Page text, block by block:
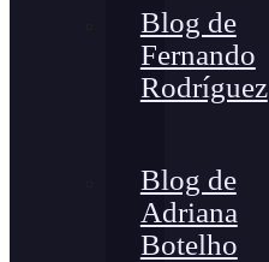
Blog de
Fernando
Rodríguez
Blog de
Adriana
Botelho